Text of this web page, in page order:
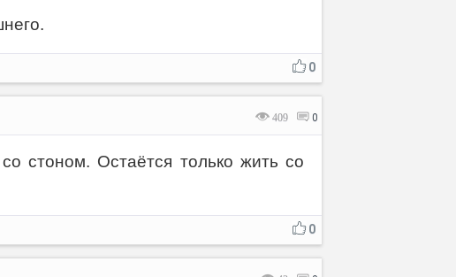
0
409 0
стоном. Остаётся только жить со
0